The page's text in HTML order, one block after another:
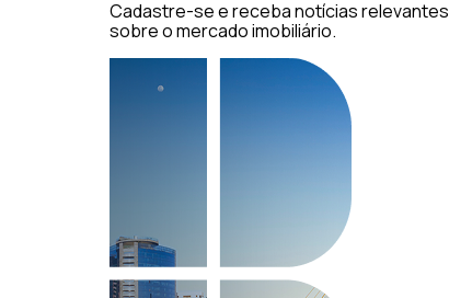
Cadastre-se e receba notícias relevantes
sobre o mercado imobiliário.
funciona, tipos
março | 2026